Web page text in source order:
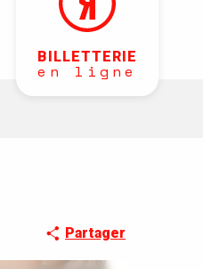
BILLETTERIE
en ligne
Partager